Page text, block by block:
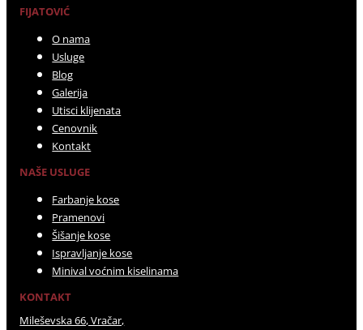
FIJATOVIĆ
O nama
Usluge
Blog
Galerija
Utisci klijenata
Cenovnik
Kontakt
NAŠE USLUGE
Farbanje kose
Pramenovi
Šišanje kose
Ispravljanje kose
Minival voćnim kiselinama
KONTAKT
Mileševska 66, Vračar,